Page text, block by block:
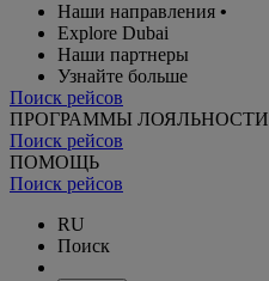
Наши направления •
Explore Dubai
Наши партнеры
Узнайте больше
Поиск рейсов
ПРОГРАММЫ ЛОЯЛЬНОСТИ
Поиск рейсов
ПОМОЩЬ
Поиск рейсов
RU
Поиск